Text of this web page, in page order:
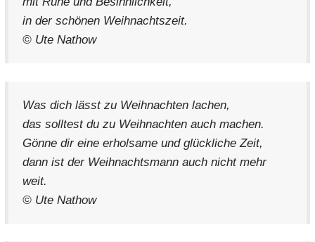
in der schönen Weihnachtszeit.
© Ute Nathow
Was dich lässt zu Weihnachten lachen,
das solltest du zu Weihnachten auch machen.
Gönne dir eine erholsame und glückliche Zeit,
dann ist der Weihnachtsmann auch nicht mehr
weit.
© Ute Nathow